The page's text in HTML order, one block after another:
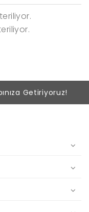
Getiriyoruz!